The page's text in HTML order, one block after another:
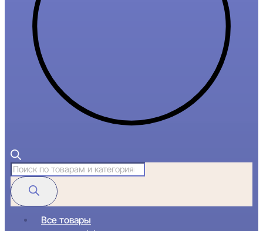
Поиск
товаров
Все товары